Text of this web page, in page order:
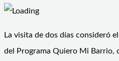
La visita de dos días consideró
del Programa Quiero Mi Barrio,